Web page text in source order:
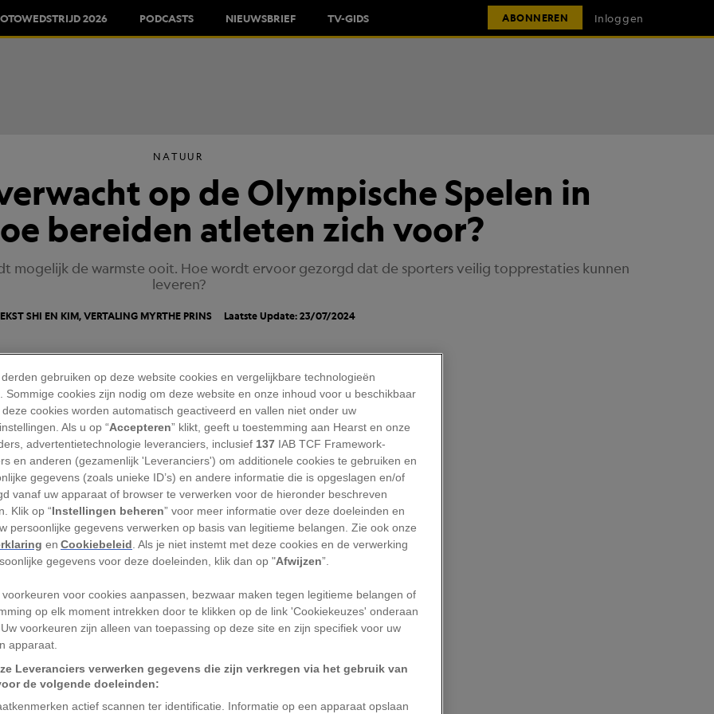
2026 PODCASTS NIEUWSBRIEF TV-GIDS ABONNEREN Inloggen
NATUUR
op de Olympische Spelen in
bereiden atleten zich voor?
mogelijk de warmste ooit. Hoe wordt ervoor gezorgd dat de sporters veilig topprestaties kunnen
leveren?
SHI EN KIM, VERTALING MYRTHE PRINS Laatste Update: 23/07/2024
sportspektakel kunnen deelnemers
het lijkt erop dat de Olympische
zullen zijn dan ooit gemeten.
en luchtvochtigheid in Parijs kunnen
van de atleten, die mogelijk hun
een gouden medaille te winnen.
niet goed samen. De combinatie kan
en uitputting. In ernstige gevallen kan
gebruiken op deze website cookies en vergelijkbare technologieën
Sommige cookies zijn nodig om deze website en onze inhoud voor u beschikbaar
cookies worden automatisch geactiveerd en vallen niet onder uw
Als u op “Accepteren” klikt, geeft u toestemming aan Hearst en onze
advertentietechnologie leveranciers, inclusief 137 IAB TCF Framework-
en anderen (gezamenlijk 'Leveranciers') om additionele cookies te gebruiken en
gegevens (zoals unieke ID’s) en andere informatie die is opgeslagen en/of
vanaf uw apparaat of browser te verwerken voor de hieronder beschreven
Klik op “Instellingen beheren” voor meer informatie over deze doeleinden en
persoonlijke gegevens verwerken op basis van legitieme belangen. Zie ook onze
enCookiebeleid . Als je niet instemt met deze cookies en de verwerking
gegevens voor deze doeleinden, klik dan op "Afwijzen”.
voorkeuren voor cookies aanpassen, bezwaar maken tegen legitieme belangen of
op elk moment intrekken door te klikken op de link 'Cookiekeuzes' onderaan
voorkeuren zijn alleen van toepassing op deze site en zijn specifiek voor uw
apparaat.
Leveranciers verwerken gegevens die zijn verkregen via het gebruik van
de volgende doeleinden:
actief scannen ter identificatie. Informatie op een apparaat opslaan